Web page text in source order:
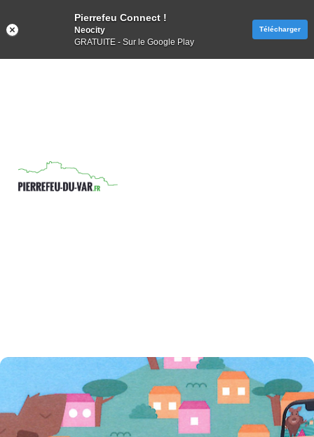
Pierrefeu Connect !
Neocity
GRATUITE - Sur le Google Play
Télécharger